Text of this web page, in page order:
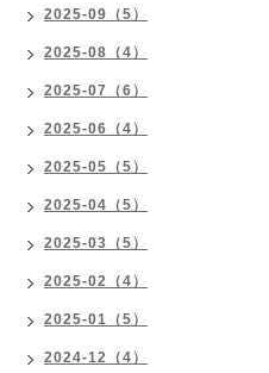
2025-09（5）
2025-08（4）
2025-07（6）
2025-06（4）
2025-05（5）
2025-04（5）
2025-03（5）
2025-02（4）
2025-01（5）
2024-12（4）